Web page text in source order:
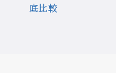
底比較